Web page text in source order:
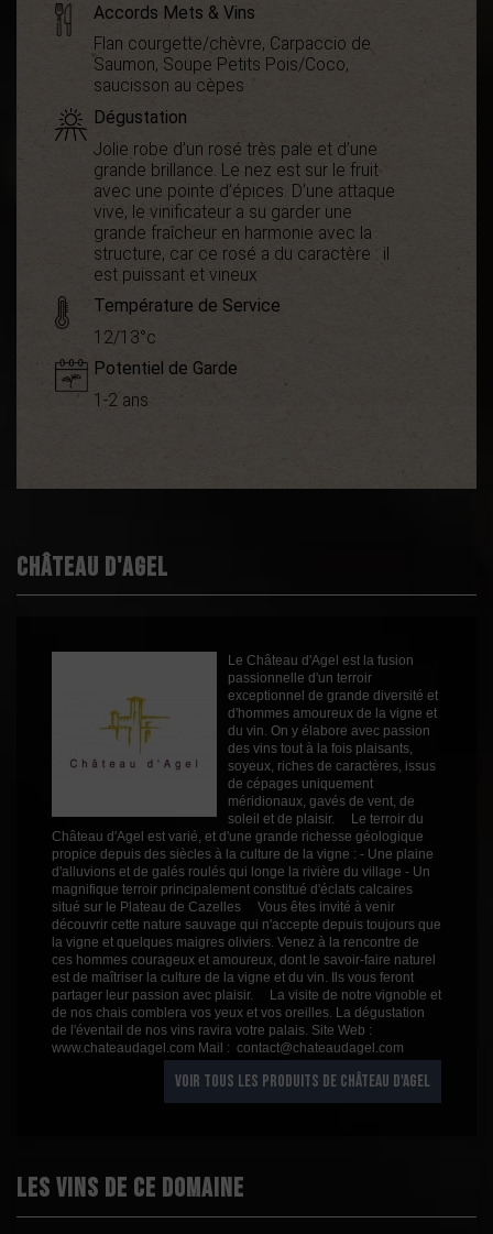
Accords Mets & Vins
Flan courgette/chèvre, Carpaccio de
Saumon, Soupe Petits Pois/Coco,
saucisson au cèpes
Dégustation
Jolie robe d’un rosé très pale et d’une
grande brillance. Le nez est sur le fruit
avec une pointe d’épices. D’une attaque
vive, le vinificateur a su garder une
grande fraîcheur en harmonie avec la
structure, car ce rosé a du caractère : il
est puissant et vineux
Température de Service
12/13°c
Potentiel de Garde
1-2 ans
Épicé
Grenache
Syrah
Profil Fruité
Couleur Rosé
Millésime 2025
75cl
Rayons
Vin 2019
Vin 2019
Château d'Agel
Le Château d'Agel est la fusion
passionnelle d'un terroir
exceptionnel de grande diversité et
d'hommes amoureux de la vigne et
du vin. On y élabore avec passion
des vins tout à la fois plaisants,
soyeux, riches de caractères, issus
de cépages uniquement
méridionaux, gavés de vent, de
soleil et de plaisir. Le terroir du
Château d'Agel est varié, et d'une grande richesse géologique
propice depuis des siècles à la culture de la vigne : - Une plaine
d'alluvions et de galés roulés qui longe la rivière du village - Un
magnifique terroir principalement constitué d'éclats calcaires
situé sur le Plateau de Cazelles Vous êtes invité à venir
découvrir cette nature sauvage qui n'accepte depuis toujours que
la vigne et quelques maigres oliviers. Venez à la rencontre de
ces hommes courageux et amoureux, dont le savoir-faire naturel
est de maîtriser la culture de la vigne et du vin. Ils vous feront
partager leur passion avec plaisir. La visite de notre vignoble et
de nos chais comblera vos yeux et vos oreilles. La dégustation
de l'éventail de nos vins ravira votre palais. Site Web :
www.chateaudagel.com Mail : contact@chateaudagel.com
VOIR TOUS LES PRODUITS DE CHÂTEAU D'AGEL
Les vins de ce domaine